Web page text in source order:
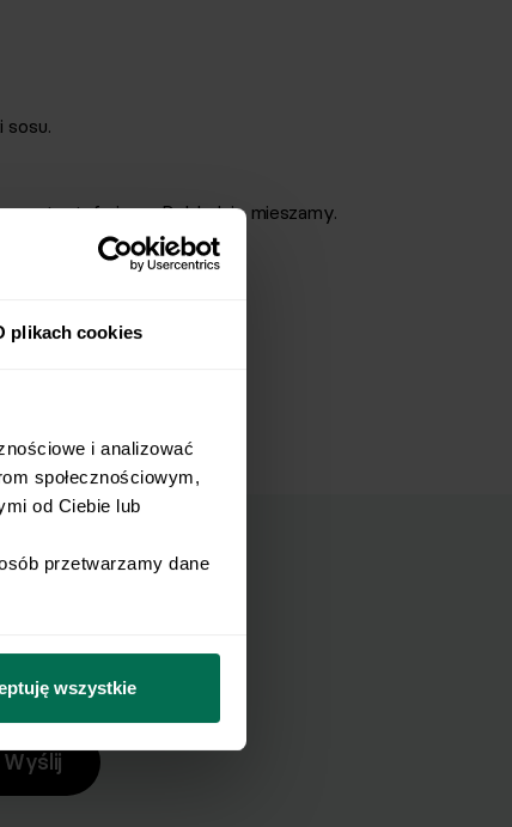
plikach cookies
i analizować
społecznościowym,
od Ciebie lub
przetwarzamy dane
wszystkie
sosu.
tofu i sos. Dokładnie mieszamy.
Wyślij